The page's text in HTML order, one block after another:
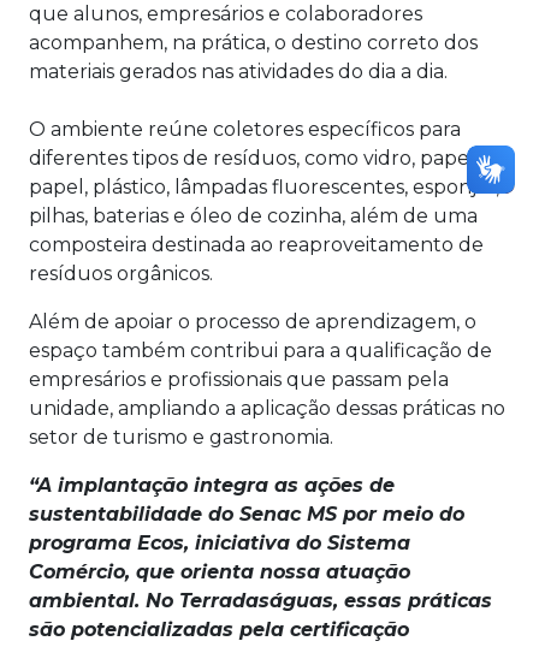
que alunos, empresários e colaboradores
acompanhem, na prática, o destino correto dos
materiais gerados nas atividades do dia a dia.
O ambiente reúne coletores específicos para
diferentes tipos de resíduos, como vidro, papelão,
papel, plástico, lâmpadas fluorescentes, esponjas,
pilhas, baterias e óleo de cozinha, além de uma
composteira destinada ao reaproveitamento de
resíduos orgânicos.
Além de apoiar o processo de aprendizagem, o
espaço também contribui para a qualificação de
empresários e profissionais que passam pela
unidade, ampliando a aplicação dessas práticas no
setor de turismo e gastronomia.
“A implantação integra as ações de
sustentabilidade do Senac MS por meio do
programa Ecos, iniciativa do Sistema
Comércio, que orienta nossa atuação
ambiental. No Terradaságuas, essas práticas
são potencializadas pela certificação